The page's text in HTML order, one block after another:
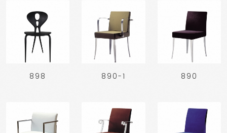
898 890-1 890